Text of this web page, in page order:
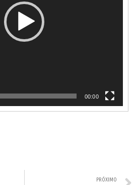
00:00
PRÓXIMO